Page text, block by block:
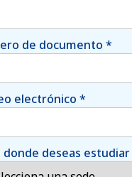
de documento *
electrónico *
donde deseas estudiar